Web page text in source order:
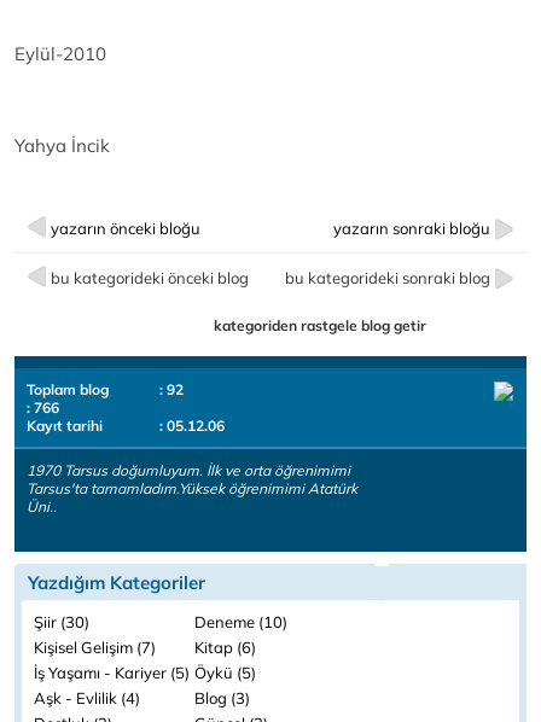
Eylül-2010
Yahya İncik
yazarın önceki bloğu yazarın sonraki bloğu
bu kategorideki önceki blog bu kategorideki sonraki blog
kategoriden rastgele blog getir
Toplam blog
: 92
: 766
Kayıt tarihi
: 05.12.06
1970 Tarsus doğumluyum. İlk ve orta öğrenimimi
Tarsus'ta tamamladım.Yüksek öğrenimimi Atatürk
Üni..
Yazdığım Kategoriler
Şiir (30)
Deneme (10)
Kişisel Gelişim (7)
Kitap (6)
İş Yaşamı - Kariyer (5) Öykü (5)
Aşk - Evlilik (4)
Blog (3)